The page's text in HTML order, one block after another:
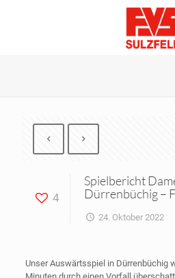
4
Spielbericht
Dürrenbüchig –
24. Oktober 2022
Unser Auswärtsspiel in Dürrenbüchig